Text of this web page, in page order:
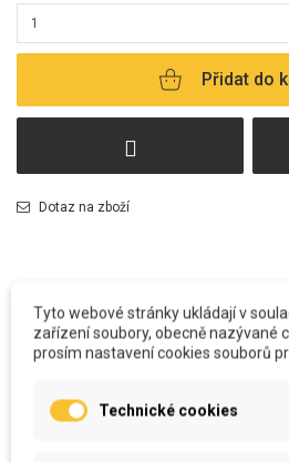
Přidat do
Dotaz na zboží
POPIS
Všechny polštářkyvyrábíme u nás v šicí
Tyto webové stránky ukládají v
zařízení soubory, obecně nazývané
prosím nastavení cookies souborů
Technické cookies